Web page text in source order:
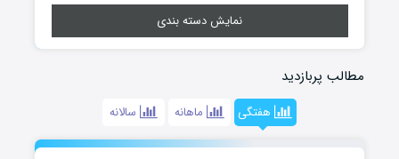
نمایش دسته بندی
مطالب پربازدید
هفتگی ماهانه سالانه